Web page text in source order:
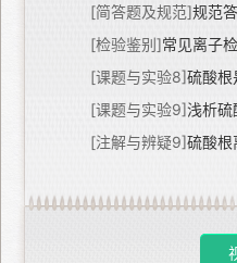
[简答题及规范]规范
[检验鉴别]常见离子
[课题与实验8]硫酸根是否
[课题与实验9]浅析硫
[注解与辨疑9]硫酸根